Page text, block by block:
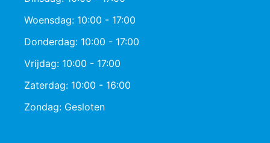
Woensdag: 10:00 - 17:00
Donderdag: 10:00 - 17:00
Vrijdag: 10:00 - 17:00
Zaterdag: 10:00 - 16:00
Zondag: Gesloten